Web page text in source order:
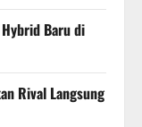
Baru di
Rival Langsung